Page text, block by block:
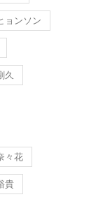
ョンソン
久
々花
貴